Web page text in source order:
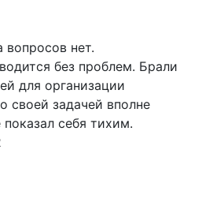
вопросов нет.
без проблем. Брали
для организации
своей задачей вполне
себя тихим.